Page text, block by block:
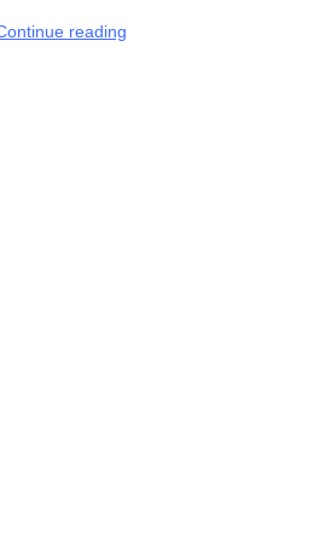
reading